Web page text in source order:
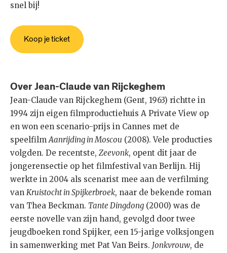
snel bij!
Over Jean-Claude van Rijckeghem
Jean-Claude van Rijckeghem (Gent, 1963) richtte in
1994 zijn eigen filmproductiehuis A Private View op
en won een scenario-prijs in Cannes met de
speelfilmAanrijding in Moscou (2008). Vele producties
volgden. De recentste, Zeevonk, opent dit jaar de
jongerensectie op het filmfestival van Berlijn. Hij
werkte in 2004 als scenarist mee aan de verfilming
van Kruistocht in Spijkerbroek, naar de bekende roman
van Thea Beckman. Tante Dingdong (2000) was de
eerste novelle van zijn hand, gevolgd door twee
jeugdboeken rond Spijker, een 15-jarige volksjongen
in samenwerking met Pat Van Beirs. Jonkvrouw, de